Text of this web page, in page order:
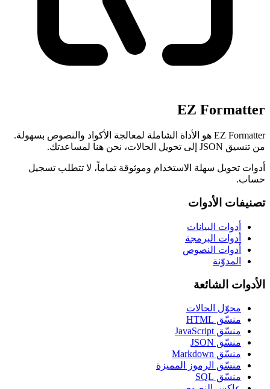
EZ Formatter
EZ Formatter هو الأداة الشاملة لمعالجة الأكواد والنصوص بسهولة.
من تنسيق JSON إلى تحويل الحالات، نحن هنا لمساعدتك.
أدوات تحويل سهلة الاستخدام وموثوقة تماماً، لا تتطلب تسجيل
حساب.
تصنيفات الأدوات
أدوات البيانات
أدوات البرمجة
أدوات النصوص
المدوّنة
الأدوات الشائعة
محوّل الحالات
منسّق HTML
منسّق JavaScript
منسّق JSON
منسّق Markdown
منسّق الرموز المميزة
منسّق SQL